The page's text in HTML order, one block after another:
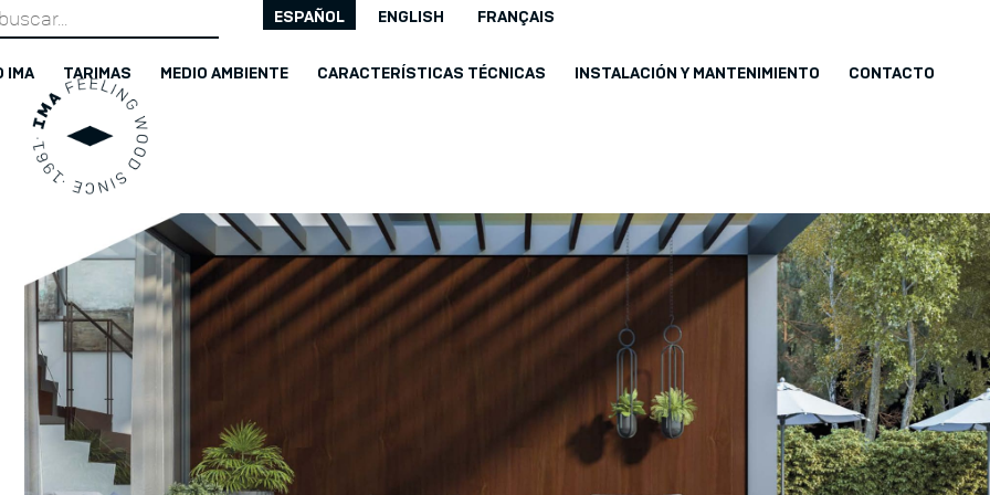
Search
ESPAÑOL ENGLISH FRANÇAIS
IMA TARIMAS MEDIO AMBIENTE CARACTERÍSTICAS TÉCNICAS INSTALACIÓN Y MANTENIMIENTO CONTACTO